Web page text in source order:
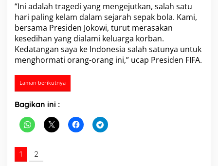
“Ini adalah tragedi yang mengejutkan, salah satu
hari paling kelam dalam sejarah sepak bola. Kami,
bersama Presiden Jokowi, turut merasakan
kesedihan yang dialami keluarga korban.
Kedatangan saya ke Indonesia salah satunya untuk
menghormati orang-orang ini,” ucap Presiden FIFA.
Laman berikutnya
Bagikan ini :
1 2